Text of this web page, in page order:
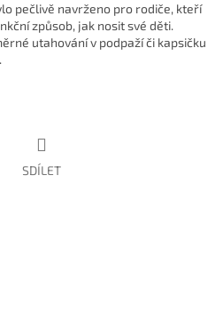
pečlivě navrženo pro rodiče, kteří
způsob, jak nosit své děti.
utahování v podpaží či kapsičku
SDÍLET